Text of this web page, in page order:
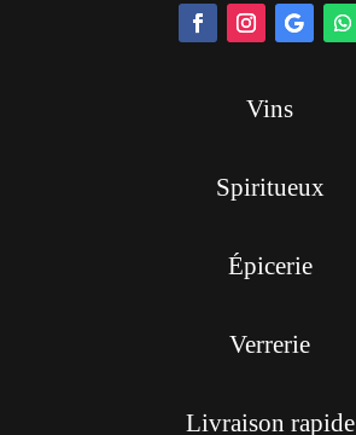
Vins
Spiritueux
Épicerie
Verrerie
Livraison rapide